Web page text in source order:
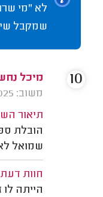
לא "מי
שמקבל
מיכל
משוב: 31/07/2025
תיאור
הובלת
שמואל
חוות
הייתה לו
10